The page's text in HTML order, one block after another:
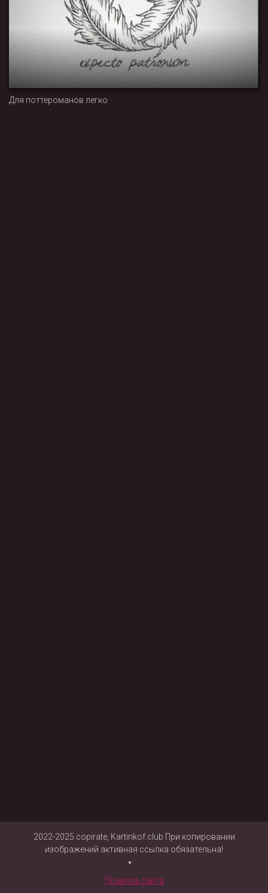
Для поттероманов легко
2022-2025 copirate, Kartinkof.club При копировании
изображений активная ссылка обязательна!
Правила сайта